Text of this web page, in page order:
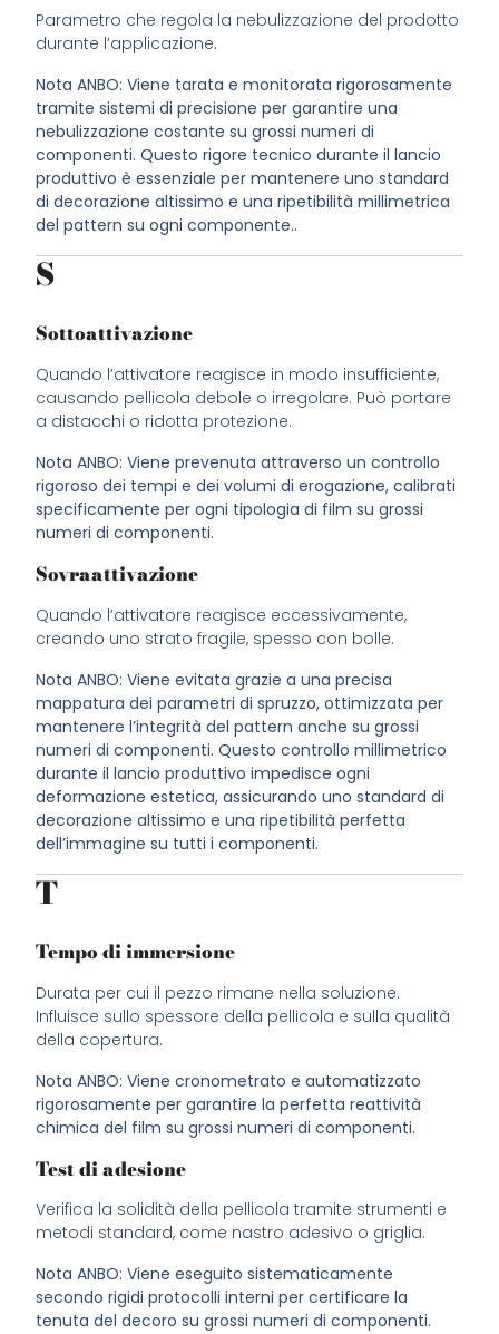
Parametro che regola la nebulizzazione del prodotto
durante l’applicazione.
Nota ANBO: Viene tarata e monitorata rigorosamente
tramite sistemi di precisione per garantire una
nebulizzazione costante su grossi numeri di
componenti. Questo rigore tecnico durante il lancio
produttivo è essenziale per mantenere uno standard
di decorazione altissimo e una ripetibilità millimetrica
del pattern su ogni componente..
S
Sottoattivazione
Quando l’attivatore reagisce in modo insufficiente,
causando pellicola debole o irregolare. Può portare
a distacchi o ridotta protezione.
Nota ANBO: Viene prevenuta attraverso un controllo
rigoroso dei tempi e dei volumi di erogazione, calibrati
specificamente per ogni tipologia di film su grossi
numeri di componenti.
Sovraattivazione
Quando l’attivatore reagisce eccessivamente,
creando uno strato fragile, spesso con bolle.
Nota ANBO: Viene evitata grazie a una precisa
mappatura dei parametri di spruzzo, ottimizzata per
mantenere l’integrità del pattern anche su grossi
numeri di componenti. Questo controllo millimetrico
durante il lancio produttivo impedisce ogni
deformazione estetica, assicurando uno standard di
decorazione altissimo e una ripetibilità perfetta
dell’immagine su tutti i componenti.
T
Tempo di immersione
Durata per cui il pezzo rimane nella soluzione.
Influisce sullo spessore della pellicola e sulla qualità
della copertura.
Nota ANBO: Viene cronometrato e automatizzato
rigorosamente per garantire la perfetta reattività
chimica del film su grossi numeri di componenti.
Test di adesione
Verifica la solidità della pellicola tramite strumenti e
metodi standard, come nastro adesivo o griglia.
Nota ANBO: Viene eseguito sistematicamente
secondo rigidi protocolli interni per certificare la
tenuta del decoro su grossi numeri di componenti.